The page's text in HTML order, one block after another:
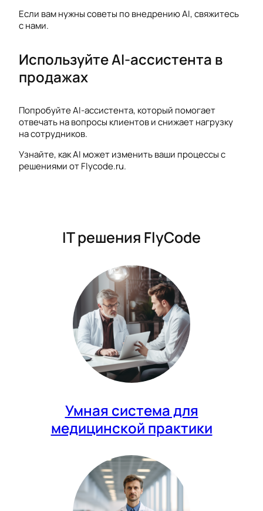
Если вам нужны советы по внедрению AI, свяжитесь
с нами.
Используйте AI-ассистента в
продажах
Попробуйте AI-ассистента, который помогает
отвечать на вопросы клиентов и снижает нагрузку
на сотрудников.
Узнайте, как AI может изменить ваши процессы с
решениями от Flycode.ru.
IT решения FlyCode
Умная система для
медицинской практики